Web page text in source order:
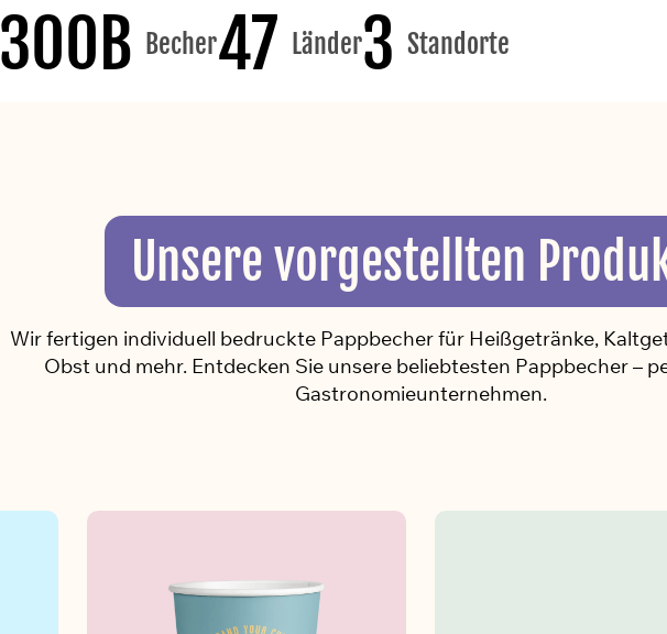
300B Becher47 Länder3 Standorte
Unsere vorgestellten
Wir fertigen individuell bedruckte Pappbecher für Heißgetränke,
Obst und mehr. Entdecken Sie unsere beliebtesten Pappbecher –
Gastronomieunternehmen.